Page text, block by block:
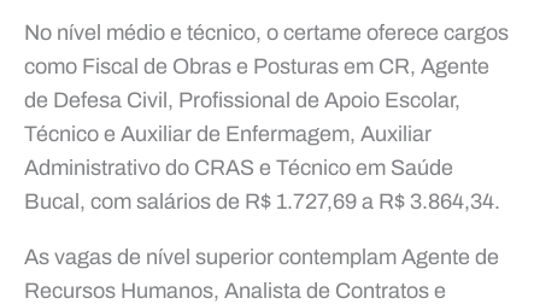
No nível médio e técnico, o certame oferece cargos
como Fiscal de Obras e Posturas em CR, Agente
de Defesa Civil, Profissional de Apoio Escolar,
Técnico e Auxiliar de Enfermagem, Auxiliar
Administrativo do CRAS e Técnico em Saúde
Bucal, com salários de R$ 1.727,69 a R$ 3.864,34.
As vagas de nível superior contemplam Agente de
Recursos Humanos, Analista de Contratos e